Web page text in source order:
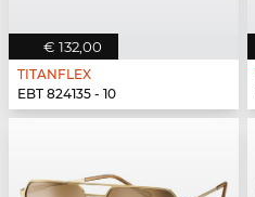
€ 132,00
TITANFLEX
EBT 824135 - 10